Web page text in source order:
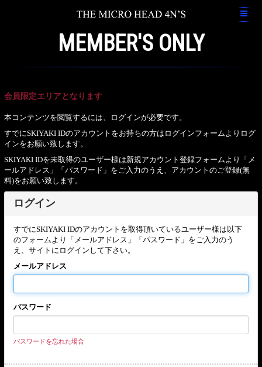
MEMBER'S ONLY
会員限定エリアとなります
本コンテンツを閲覧するには、ログインが必要です。
すでにSKIYAKI IDのアカウントをお持ちの方はログインフォームよりログ
インをお願い致します。
SKIYAKI IDを未取得のユーザー様は新規アカウント登録フォームより「メ
ールアドレス」「パスワード」をご入力のうえ、アカウントのご登録(無
料)をお願い致します。
ログイン
すでにSKIYAKI IDのアカウントを取得頂いているユーザー様は以下
のフォームより「メールアドレス」「パスワード」をご入力のう
え、サイトにログインして下さい。
メールアドレス
パスワード
パスワードを忘れた場合